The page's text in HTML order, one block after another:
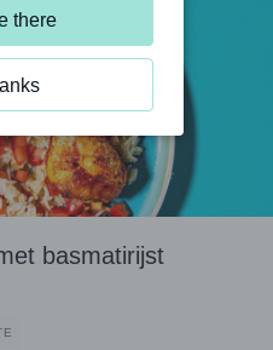
basmatirijst
there